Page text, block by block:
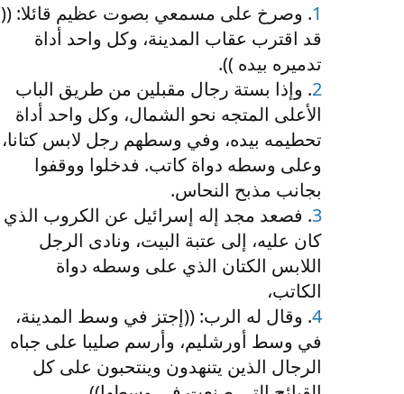
1. وصرخ على مسمعي بصوت عظيم قائلا: ((
قد اقترب عقاب المدينة، وكل واحد أداة
تدميره بيده )).
2. وإذا بستة رجال مقبلين من طريق الباب
الأعلى المتجه نحو الشمال، وكل واحد أداة
تحطيمه بيده، وفي وسطهم رجل لابس كتانا،
وعلى وسطه دواة كاتب. فدخلوا ووقفوا
بجانب مذبح النحاس.
3. فصعد مجد إله إسرائيل عن الكروب الذي
كان عليه، إلى عتبة البيت، ونادى الرجل
اللابس الكتان الذي على وسطه دواة
الكاتب،
4. وقال له الرب: ((إجتز في وسط المدينة،
في وسط أورشليم، وأرسم صليبا على جباه
الرجال الذين يتنهدون وينتحبون على كل